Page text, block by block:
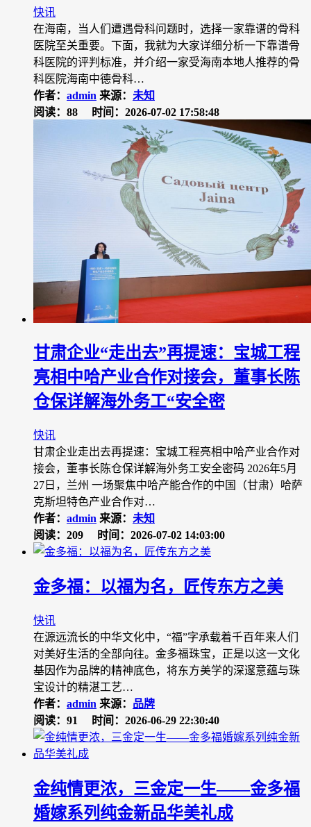
快讯
在海南，当人们遭遇骨科问题时，选择一家靠谱的骨科
医院至关重要。下面，我就为大家详细分析一下靠谱骨
科医院的评判标准，并介绍一家受海南本地人推荐的骨
科医院海南中德骨科…
作者： admin 来源： 未知
阅读：88
时间：2026-07-02 17:58:48
甘肃企业“走出去”再提速：宝城工程
亮相中哈产业合作对接会，董事长陈
仓保详解海外务工“安全密
快讯
甘肃企业走出去再提速：宝城工程亮相中哈产业合作对
接会，董事长陈仓保详解海外务工安全密码 2026年5月
27日，兰州 一场聚焦中哈产能合作的中国（甘肃）哈萨
克斯坦特色产业合作对…
作者： admin 来源： 未知
阅读：209
时间：2026-07-02 14:03:00
金多福：以福为名，匠传东方之美
快讯
在源远流长的中华文化中，“福”字承载着千百年来人们
对美好生活的全部向往。金多福珠宝，正是以这一文化
基因作为品牌的精神底色，将东方美学的深邃意蕴与珠
宝设计的精湛工艺…
作者： admin 来源： 品牌
阅读：91
时间：2026-06-29 22:30:40
金纯情更浓，三金定一生——金多福
婚嫁系列纯金新品华美礼成